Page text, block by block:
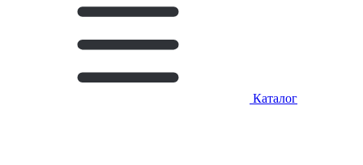
Каталог